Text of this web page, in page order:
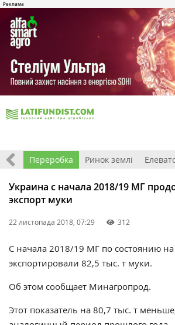
Переробка Ринок землі
Украина с начала 2018/19 МГ
экспорт муки
22 листопада 2018, 07:29 312
С начала 2018/19 МГ по состоянию на
экспортировали 82,5 тыс. т муки.
Об этом сообщает Минагропрод.
Этот показатель на 80,7 тыс. т